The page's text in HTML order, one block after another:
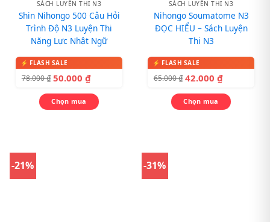
SÁCH LUYỆN THI N3
Shin Nihongo 500 Câu Hỏi
Trình Độ N3 Luyện Thi
Năng Lực Nhật Ngữ
78.000₫ 50.000 ₫
Chọn mua
SÁCH LUYỆN THI N3
Nihongo Soumatome N3
ĐỌC HIỂU – Sách Luyện
Thi N3
65.000₫ 42.000 ₫
Chọn mua
-21% -31%